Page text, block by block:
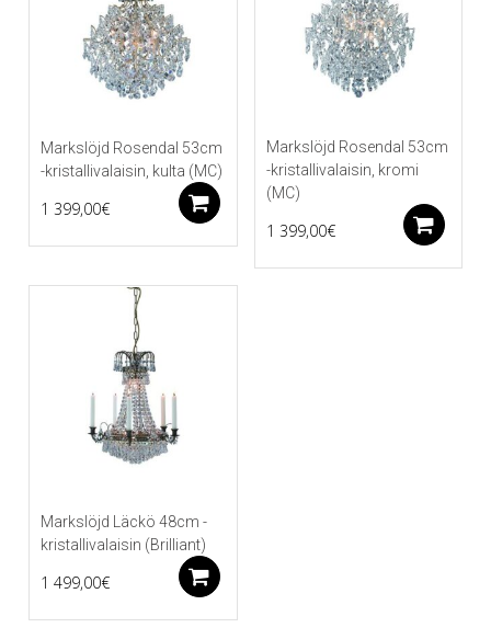
Markslöjd Rosendal 53cm
-kristallivalaisin, kulta (MC)
1 399,00€ Lisää ostoskoriin
Markslöjd Rosendal 53cm
-kristallivalaisin, kromi
(MC)
1 399,00€
Markslöjd Läckö 48cm -
kristallivalaisin (Brilliant)
1 499,00€